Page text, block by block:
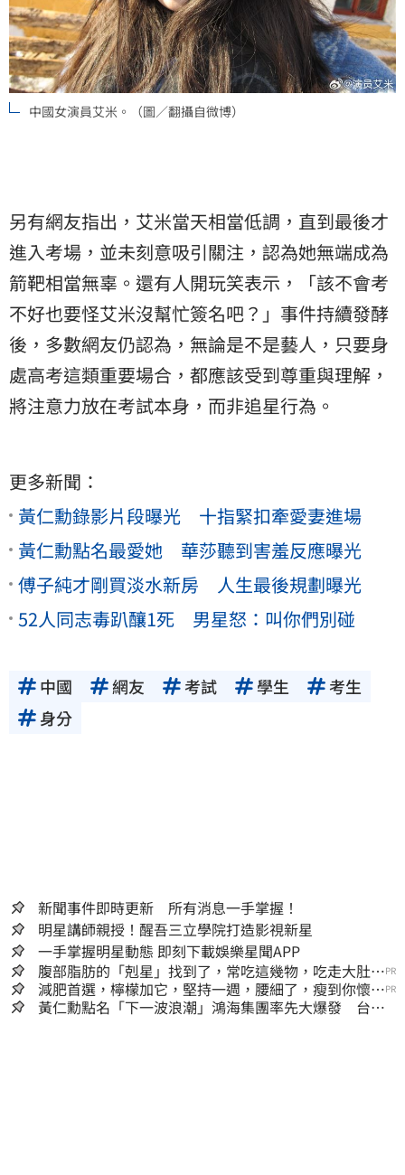
中國女演員艾米。（圖／翻攝自微博）
另有網友指出，艾米當天相當低調，直到最後才
進入考場，並未刻意吸引關注，認為她無端成為
箭靶相當無辜。還有人開玩笑表示，「該不會考
不好也要怪艾米沒幫忙簽名吧？」事件持續發酵
後，多數網友仍認為，無論是不是藝人，只要身
處高考這類重要場合，都應該受到尊重與理解，
將注意力放在考試本身，而非追星行為。
更多新聞：
黃仁勳錄影片段曝光 十指緊扣牽愛妻進場
黃仁勳點名最愛她 華莎聽到害羞反應曝光
傅子純才剛買淡水新房 人生最後規劃曝光
52人同志毒趴釀1死 男星怒：叫你們別碰
中國 網友 考試 學生
考生
身分
新聞事件即時更新 所有消息一手掌握！
明星講師親授！醒吾三立學院打造影視新星
一手掌握明星動態 即刻下載娛樂星聞APP
腹部脂肪的「剋星」找到了，常吃這幾物，吃走大肚
囊，瘦出小蠻腰
PR
減肥首選，檸檬加它，堅持一週，腰細了，瘦到你懷疑
人生
PR
黃仁勳點名「下一波浪潮」鴻海集團率先大爆發 台股